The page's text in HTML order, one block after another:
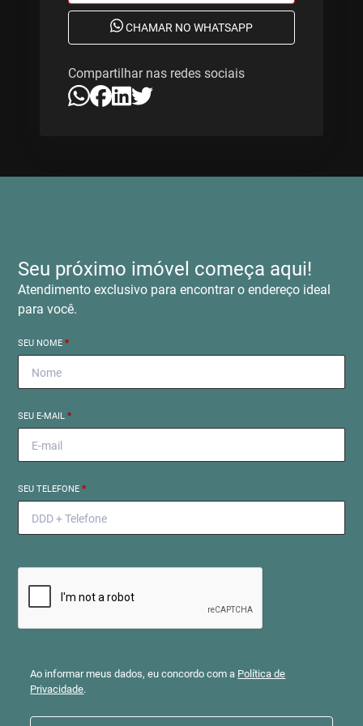
CHAMAR NO WHATSAPP
Compartilhar nas redes sociais
Seu próximo imóvel começa aqui!
Atendimento exclusivo para encontrar o endereço ideal
para você.
SEU NOME*
SEU E-MAIL*
SEU TELEFONE*
Ao informar meus dados, eu concordo com a Política de
Privacidade.